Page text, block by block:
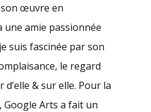
œuvre en
amie passionnée
suis fascinée par son
le regard
& sur elle. Pour la
Arts a fait un